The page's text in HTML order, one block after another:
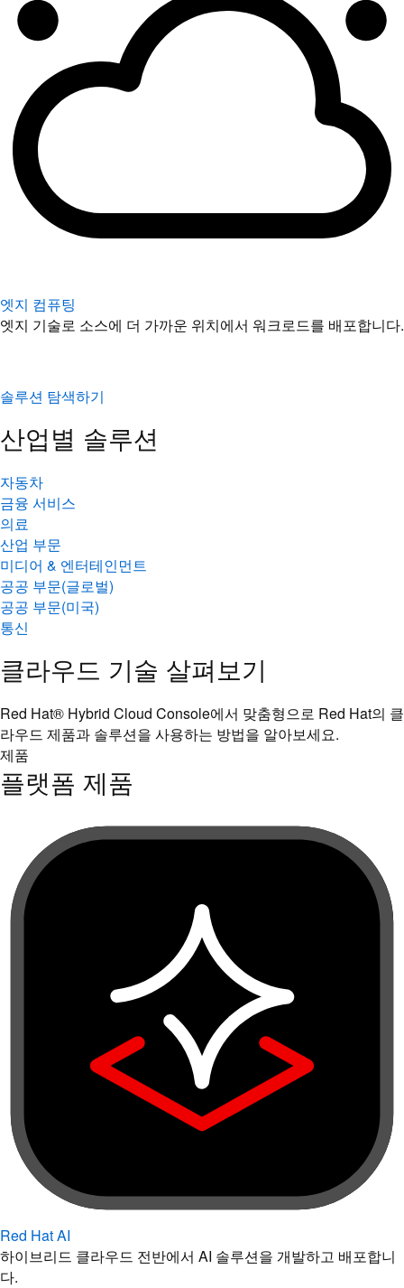
엣지 컴퓨팅
엣지 기술로 소스에 더 가까운 위치에서 워크로드를 배포합니다.
솔루션 탐색하기
산업별 솔루션
자동차
금융 서비스
의료
산업 부문
미디어 & 엔터테인먼트
공공 부문(글로벌)
공공 부문(미국)
통신
클라우드 기술 살펴보기
Red Hat® Hybrid Cloud Console에서 맞춤형으로 Red Hat의 클
라우드 제품과 솔루션을 사용하는 방법을 알아보세요.
제품
플랫폼 제품
Red Hat AI
하이브리드 클라우드 전반에서 AI 솔루션을 개발하고 배포합니
다.